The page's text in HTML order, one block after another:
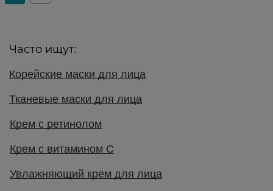
Часто ищут:
Корейские маски для лица
Тканевые маски для лица
Крем с ретинолом
Крем с витамином С
Увлажняющий крем для лица